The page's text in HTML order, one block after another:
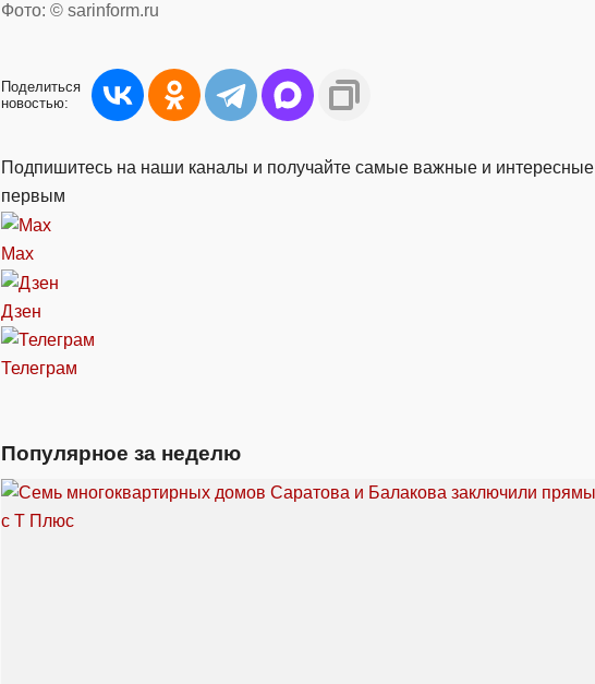
Фото: © sarinform.ru
Поделиться
новостью:
Подпишитесь на наши каналы и получайте самые важные и интересные
первым
Max
Дзен
Телеграм
Популярное за неделю